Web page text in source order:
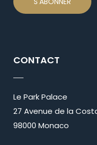
CONTACT
Le Park Palace
27 Avenue de la
98000 Monaco